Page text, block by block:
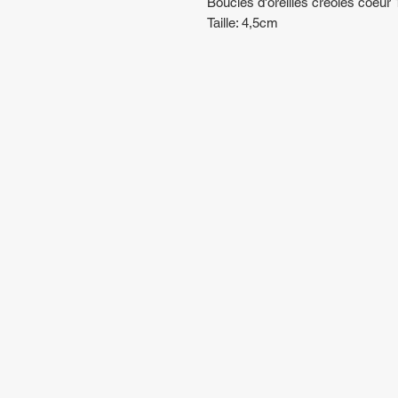
Taille: 4,5cm